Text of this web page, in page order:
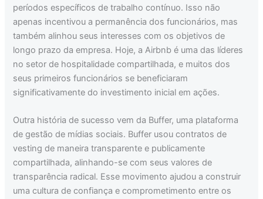
períodos específicos de trabalho contínuo. Isso não
apenas incentivou a permanência dos funcionários, mas
também alinhou seus interesses com os objetivos de
longo prazo da empresa. Hoje, a Airbnb é uma das líderes
no setor de hospitalidade compartilhada, e muitos dos
seus primeiros funcionários se beneficiaram
significativamente do investimento inicial em ações.
Outra história de sucesso vem da Buffer, uma plataforma
de gestão de mídias sociais. Buffer usou contratos de
vesting de maneira transparente e publicamente
compartilhada, alinhando-se com seus valores de
transparência radical. Esse movimento ajudou a construir
uma cultura de confiança e comprometimento entre os